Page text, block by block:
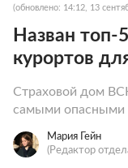
(обновлено: 14:12, 13
Назван топ-
курортов
Страховой дом
самыми опасными
Мария Гейн
(Редактор